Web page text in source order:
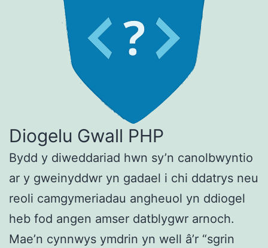
Diogelu Gwall PHP
Bydd y diweddariad hwn sy’n canolbwyntio
ar y gweinyddwr yn gadael i chi ddatrys neu
reoli camgymeriadau angheuol yn ddiogel
heb fod angen amser datblygwr arnoch.
Mae’n cynnwys ymdrin yn well â’r “sgrin